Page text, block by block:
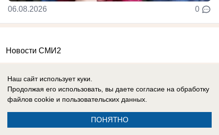
06.08.2026 0
Новости СМИ2
Реклама на сайте
Контакты
Информация
Наш сайт использует куки.
Продолжая его использовать, вы даете согласие на обработку
файлов cookie и пользовательских данных.
ПОНЯТНО